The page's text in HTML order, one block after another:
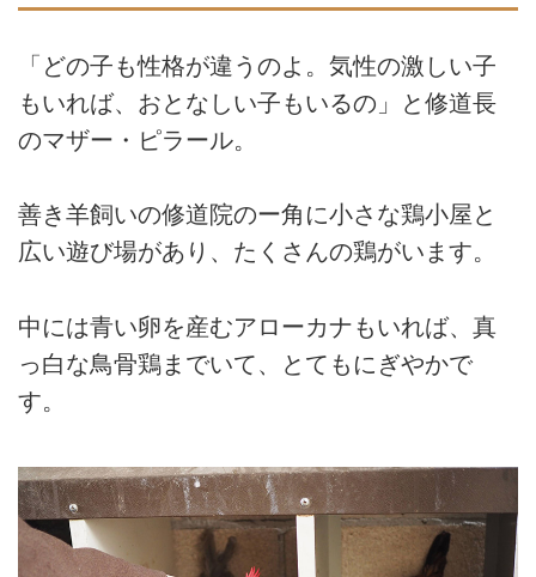
「どの子も性格が違うのよ。気性の激しい子
もいれば、おとなしい子もいるの」と修道長
のマザー・ピラール。
善き羊飼いの修道院のー角に小さな鶏小屋と
広い遊び場があり、たくさんの鶏がいます。
中には青い卵を産むアローカナもいれば、真
っ白な鳥骨鶏までいて、とてもにぎやかで
す。